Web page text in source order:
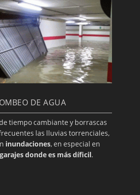
DE AGUA
tiempo cambiante y borrascas
las lluvias torrenciales,
inundaciones, en especial en
garajes donde es más díficil.